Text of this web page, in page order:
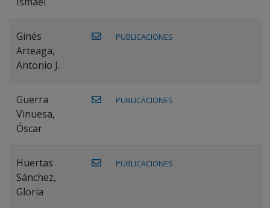
Ginés
Arteaga,
Antonio J.
PUBLICACIONES
Guerra
Vinuesa,
Óscar
PUBLICACIONES
Huertas
Sánchez,
Gloria
PUBLICACIONES